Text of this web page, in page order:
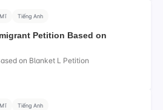
Tiếng Anh
Petition Based on
on Blanket L Petition
Tiếng Anh